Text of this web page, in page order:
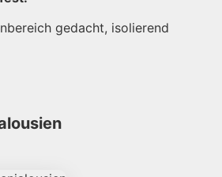
gedacht, isolierend